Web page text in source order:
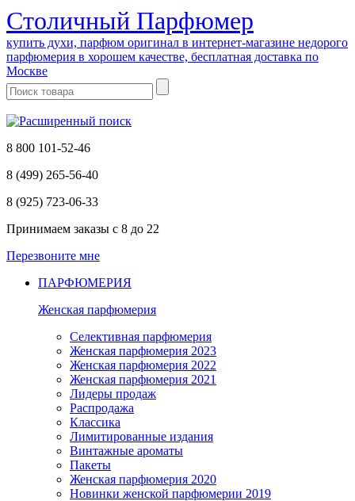
Cтоличный Парфюмер
купить духи, парфюм оригинал в интернет-магазине недорого
парфюмерия в хорошем качестве, бесплатная доставка по
Москве
8 800 101-52-46
8 (499) 265-56-40
8 (925) 723-06-33
Принимаем заказы с 8 до 22
Перезвоните мне
ПАРФЮМЕРИЯ
Женская парфюмерия
Селективная парфюмерия
Женская парфюмерия 2023
Женская парфюмерия 2022
Женская парфюмерия 2021
Лидеры продаж
Распродажа
Классика
Лимитированные издания
Винтажные ароматы
Пакеты
Женская парфюмерия 2020
Новинки женской парфюмерии 2019